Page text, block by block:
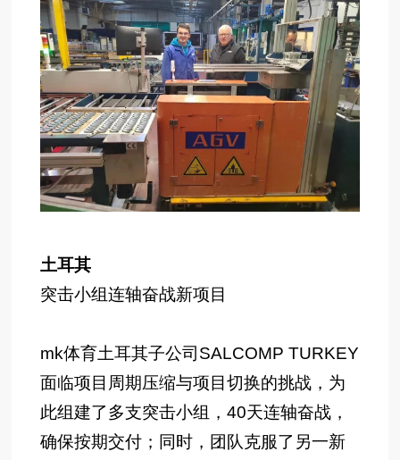
土耳其
突击小组连轴奋战新项目
mk体育土耳其子公司SALCOMP TURKEY
面临项目周期压缩与项目切换的挑战，为
此组建了多支突击小组，40天连轴奋战，
确保按期交付；同时，团队克服了另一新